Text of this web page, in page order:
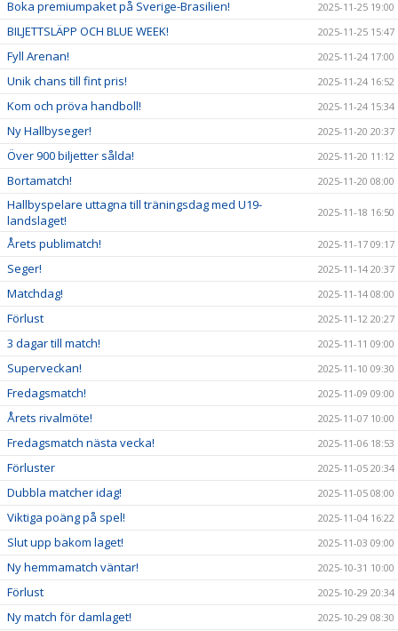
Boka premiumpaket på Sverige-Brasilien! 2025-11-25 19:00
BILJETTSLÄPP OCH BLUE WEEK! 2025-11-25 15:47
Fyll Arenan! 2025-11-24 17:00
Unik chans till fint pris! 2025-11-24 16:52
Kom och pröva handboll! 2025-11-24 15:34
Ny Hallbyseger! 2025-11-20 20:37
Över 900 biljetter sålda! 2025-11-20 11:12
Bortamatch! 2025-11-20 08:00
Hallbyspelare uttagna till träningsdag med U19-
landslaget!
2025-11-18 16:50
Årets publimatch! 2025-11-17 09:17
Seger! 2025-11-14 20:37
Matchdag! 2025-11-14 08:00
Förlust 2025-11-12 20:27
3 dagar till match! 2025-11-11 09:00
Superveckan! 2025-11-10 09:30
Fredagsmatch! 2025-11-09 09:00
Årets rivalmöte! 2025-11-07 10:00
Fredagsmatch nästa vecka! 2025-11-06 18:53
Förluster 2025-11-05 20:34
Dubbla matcher idag! 2025-11-05 08:00
Viktiga poäng på spel! 2025-11-04 16:22
Slut upp bakom laget! 2025-11-03 09:00
Ny hemmamatch väntar! 2025-10-31 10:00
Förlust 2025-10-29 20:34
Ny match för damlaget! 2025-10-29 08:30